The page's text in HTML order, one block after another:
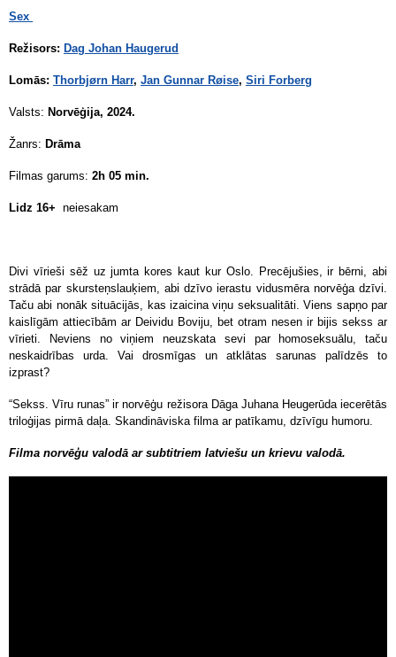
Sex
Režisors: Dag Johan Haugerud
Lomās: Thorbjørn Harr, Jan Gunnar Røise, Siri Forberg
Valsts: Norvēģija, 2024.
Žanrs: Drāma
Filmas garums: 2h 05 min.
Lidz 16+ neiesakam
Divi vīrieši sēž uz jumta kores kaut kur Oslo. Precējušies, ir bērni, abi
strādā par skursteņslauķiem, abi dzīvo ierastu vidusmēra norvēģa dzīvi.
Taču abi nonāk situācijās, kas izaicina viņu seksualitāti. Viens sapņo par
kaislīgām attiecībām ar Deividu Boviju, bet otram nesen ir bijis sekss ar
vīrieti. Neviens no viņiem neuzskata sevi par homoseksuālu, taču
neskaidrības urda. Vai drosmīgas un atklātas sarunas palīdzēs to
izprast?
“Sekss. Vīru runas” ir norvēģu režisora Dāga Juhana Heugerūda iecerētās
triloģijas pirmā daļa. Skandināviska filma ar patīkamu, dzīvīgu humoru.
Filma norvēģu valodā ar subtitriem latviešu un krievu valodā.